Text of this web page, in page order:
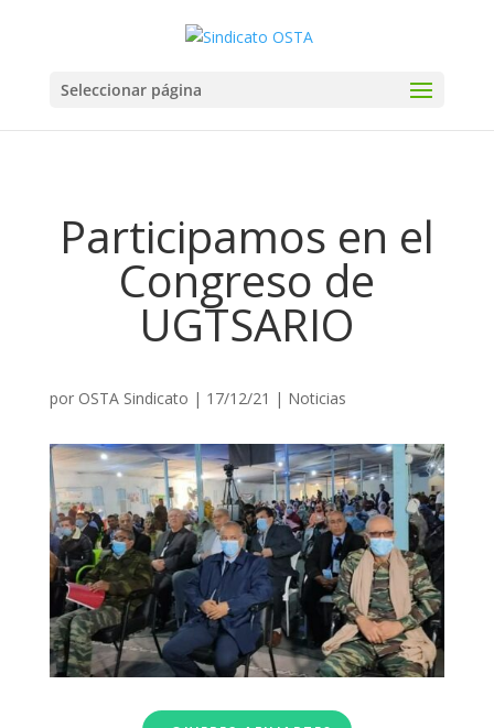
Seleccionar página
Participamos en el
Congreso de
UGTSARIO
por OSTA Sindicato | 17/12/21 | Noticias